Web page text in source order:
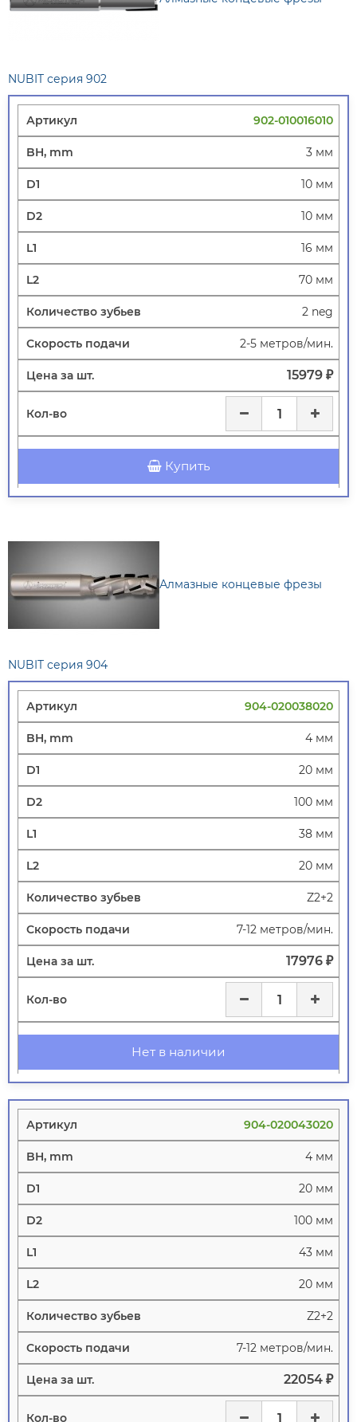
NUBIT серия 902
902-010016010
3 мм
10 мм
10 мм
16 мм
70 мм
2 neg
2-5 метров/мин.
15979 ₽
Купить
Алмазные концевые фрезы
NUBIT серия 904
904-020038020
4 мм
20 мм
100 мм
38 мм
20 мм
Z2+2
7-12 метров/мин.
17976 ₽
Нет в наличии
904-020043020
4 мм
20 мм
100 мм
43 мм
20 мм
Z2+2
7-12 метров/мин.
22054 ₽